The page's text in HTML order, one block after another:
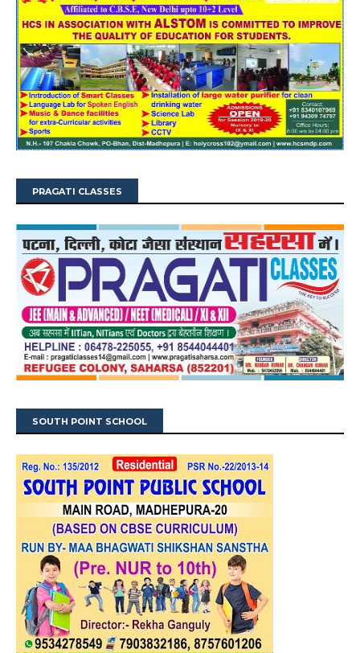
PRAGATI CLASSES
SOUTH POINT SCHOOL